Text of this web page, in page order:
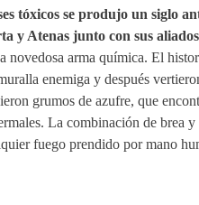
tóxicos se produjo un siglo
y Atenas junto con sus
novedosa arma química. El
enemiga y después
grumos de azufre, que
La combinación de brea
fuego prendido por mano